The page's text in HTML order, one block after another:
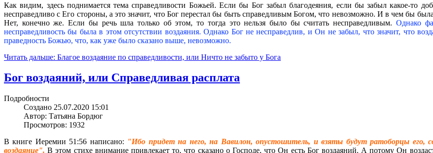
Как видим, здесь поднимается тема справедливости Божьей. Если бы Бог забыл благодеяния, если бы забыл какое-то
несправедливо с Его стороны, а это значит, что Бог перестал бы быть справедливым Богом, что невозможно. И в чем бы
Нет, конечно же. Если бы речь шла только об этом, то тогда это нельзя было бы считать несправедливым. Однако
несправедливость бы была в этом отсутствии воздаяния. Однако Бог не несправедлив, и Он не забыл, что значит, что
праведность Божью, что, как уже было сказано выше, невозможно.
Читать дальше: Благое воздаяние по справедливости, или Ничто не забыто у Бога
Бог воздаяний, или Справедливая расплата
Подробности
Создано 25.07.2020 15:01
Автор: Татьяна Бордюг
Просмотров: 1932
В книге Иеремии 51:56 написано: "Ибо придет на него, на Вавилон, опустошитель, и взяты будут ратоборцы его,
воздаяние". В этом стихе внимание привлекает то, что сказано о Господе, что Он есть Бог воздаяний. А потому Он